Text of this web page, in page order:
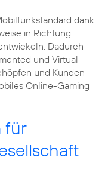
dank
in Richtung
Dadurch
und Virtual
und Kunden
Online-Gaming
für